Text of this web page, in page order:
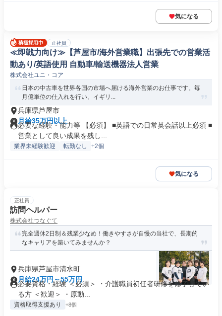
気になる
正社員
≪即戦力向け≫【芦屋市/海外営業職】出張先での営業活
動あり/英語使用 自動車/輸送機器法人営業
株式会社ユニ・コア
日本の中古車を世界各国の市場へ届ける海外営業のお仕事です。毎
月億単位の仕入れを行い、イギリ...
兵庫県芦屋市
月給35万円以上
必要な経験・能力等 【必須】 ■英語での日常英会話以上必須 ■
営業として良い成果を残し...
業界未経験歓迎 転勤なし +2個
気になる
正社員
訪問ヘルパー
株式会社つなぐて
完全週休2日制＆残業少なめ！働きやすさが自慢の当社で、長期的
なキャリアを築いてみませんか？
兵庫県芦屋市清水町
月給24万円～55万円
必要資格・経験 ＜必須＞ ・介護職員初任者研修を修了してい
る方 ＜歓迎＞ ・原動...
資格取得支援あり +8個